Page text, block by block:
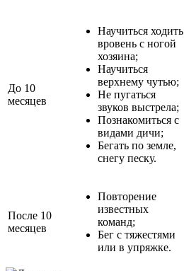
До 10
месяцев
Научиться ходить
вровень с ногой
хозяина;
Научиться
верхнему чутью;
Не пугаться
звуков выстрела;
Познакомиться с
видами дичи;
Бегать по земле,
снегу песку.
После 10
месяцев
Повторение
известных
команд;
Бег с тяжестями
или в упряжке.